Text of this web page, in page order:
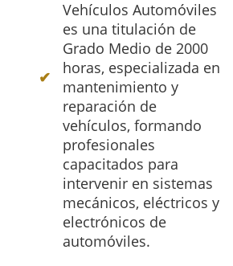
Vehículos Automóviles
es una titulación de
Grado Medio de 2000
horas, especializada en
mantenimiento y
reparación de
vehículos, formando
profesionales
capacitados para
intervenir en sistemas
mecánicos, eléctricos y
electrónicos de
automóviles.